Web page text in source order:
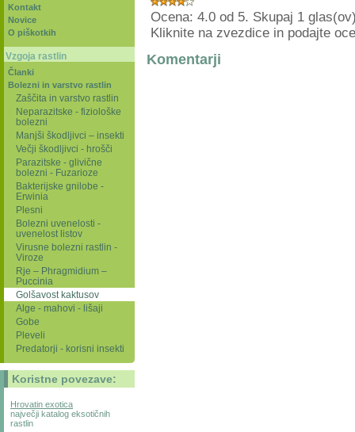
Ocena: 4.0 od 5. Skupaj 1
Kliknite na zvezdice in podajte
Komentarji
Kontakt
Novice
O piškotkih
Vzgoja rastlin
Članki
Bolezni in varstvo rastlin
Zaščita in varstvo rastlin
Neparazitske - fiziološke
bolezni
Manjši škodljivci – insekti
Večji škodljivci - hrošči
Parazitske - glivične
bolezni - Fuzarioze
Bakterijske gnilobe -
Erwinia
Plesni
Bolezni uvenelosti -
uvenelost listov
Virusne bolezni rastlin -
Viroze
Rje – Phragmidium –
Puccinia
Golšavost kaktusov
Alge - mahovi - lišaji
Gobe
Pleveli
Predatorji - korisni insekti
Koristne povezave:
Hrovatin exotica
največji katalog eksotičnih
rastlin